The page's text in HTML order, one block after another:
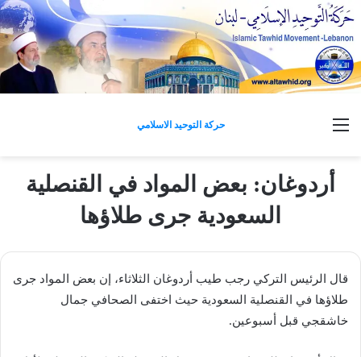
حركة التوحيد الاسلامي
أردوغان: بعض المواد في القنصلية
السعودية جرى طلاؤها
قال الرئيس التركي رجب طيب أردوغان الثلاثاء، إن بعض المواد جرى
طلاؤها في القنصلية السعودية حيث اختفى الصحافي جمال
خاشقجي قبل أسبوعين.